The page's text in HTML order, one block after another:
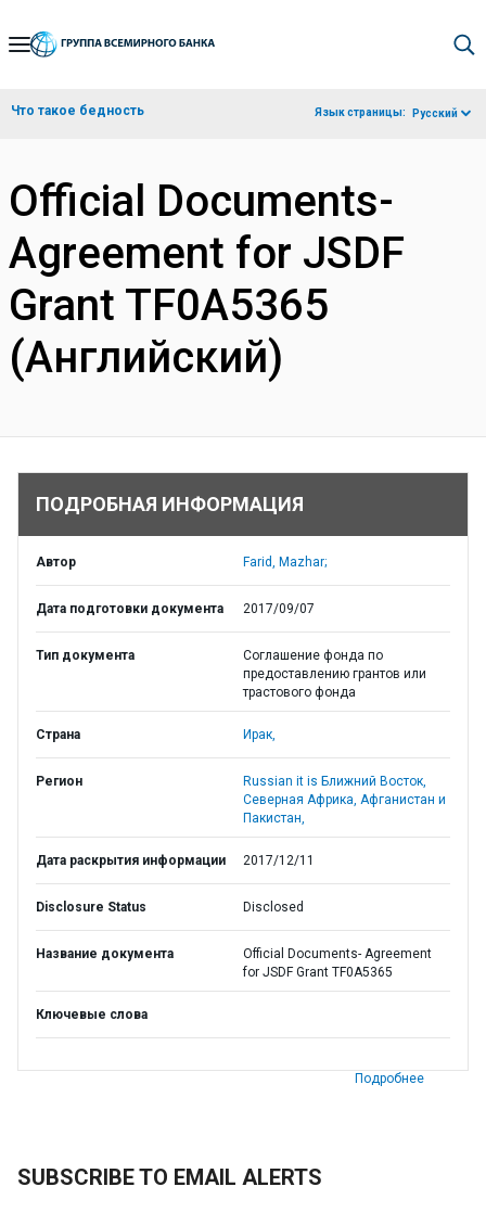
Skip
Navigation
Что такое бедность Язык страницы: Русский
Official Documents-
Agreement for JSDF
Grant TF0A5365
(Английский)
ПОДРОБНАЯ ИНФОРМАЦИЯ
Автор Farid, Mazhar;
Дата подготовки документа 2017/09/07
Тип документа
Соглашение фонда по
предоставлению грантов или
трастового фонда
Страна Ирак,
Регион
Russian it is Ближний Восток,
Северная Африка, Афганистан и
Пакистан,
Дата раскрытия информации 2017/12/11
Disclosure Status Disclosed
Название документа
Official Documents- Agreement
for JSDF Grant TF0A5365
Ключевые слова
Подробнее
SUBSCRIBE TO EMAIL ALERTS